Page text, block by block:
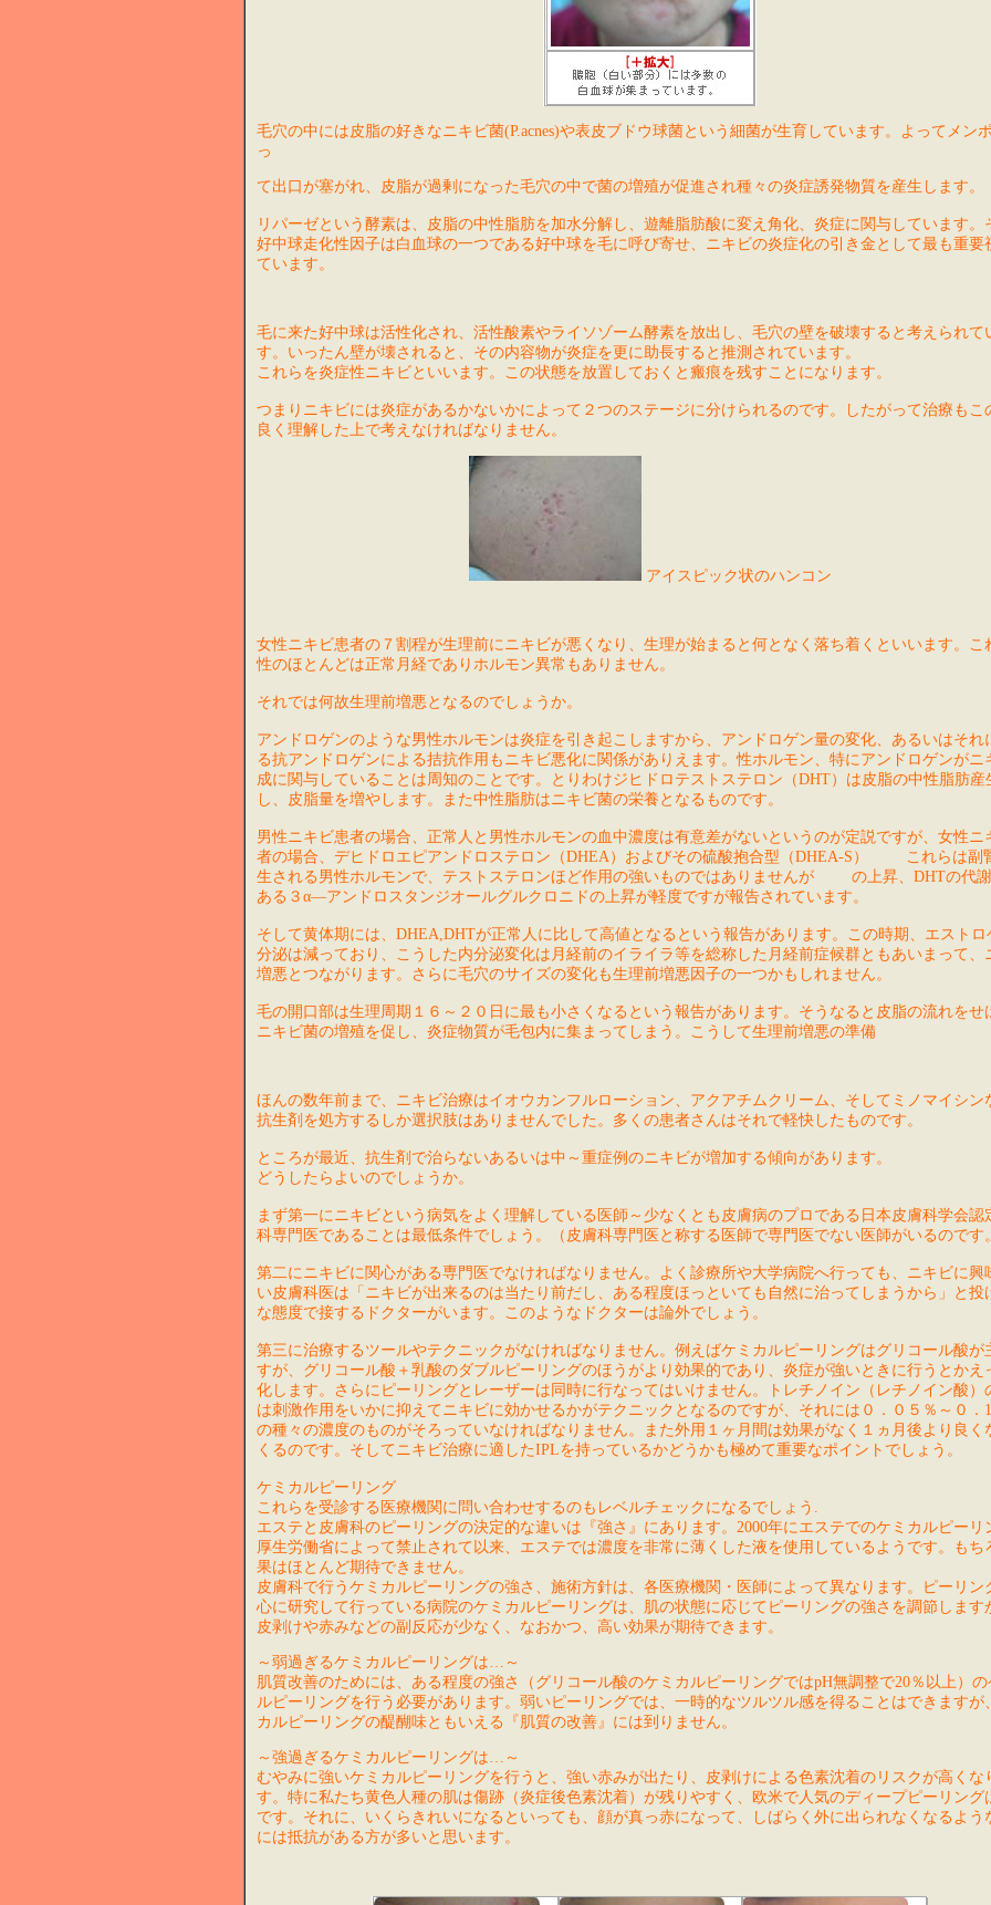
毛穴の中には皮脂の好きなニキビ菌(P.acnes)や表皮ブドウ球菌という細菌が生育しています。よってメン
っ
て出口が塞がれ、皮脂が過剰になった毛穴の中で菌の増殖が促進され種々の炎症誘発物質を産生します。
リパーゼという酵素は、皮脂の中性脂肪を加水分解し、遊離脂肪酸に変え角化、炎症に関与しています。
好中球走化性因子は白血球の一つである好中球を毛に呼び寄せ、ニキビの炎症化の引き金として最も重要
ています。
毛に来た好中球は活性化され、活性酸素やライソゾーム酵素を放出し、毛穴の壁を破壊すると考えられて
す。いったん壁が壊されると、その内容物が炎症を更に助長すると推測されています。
これらを炎症性ニキビといいます。この状態を放置しておくと瘢痕を残すことになります。
つまりニキビには炎症があるかないかによって２つのステージに分けられるのです。したがって治療もこ
良く理解した上で考えなければなりません。
アイスピック状のハンコン
女性ニキビ患者の７割程が生理前にニキビが悪くなり、生理が始まると何となく落ち着くといいます。こ
性のほとんどは正常月経でありホルモン異常もありません。
それでは何故生理前増悪となるのでしょうか。
アンドロゲンのような男性ホルモンは炎症を引き起こしますから、アンドロゲン量の変化、あるいはそれ
る抗アンドロゲンによる拮抗作用もニキビ悪化に関係がありえます。性ホルモン、特にアンドロゲンがニ
成に関与していることは周知のことです。とりわけジヒドロテストステロン（DHT）は皮脂の中性脂肪産
し、皮脂量を増やします。また中性脂肪はニキビ菌の栄養となるものです。
男性ニキビ患者の場合、正常人と男性ホルモンの血中濃度は有意差がないというのが定説ですが、女性ニ
者の場合、デヒドロエピアンドロステロン（DHEA）およびその硫酸抱合型（DHEA-S）
これらは副
生される男性ホルモンで、テストステロンほど作用の強いものではありませんが
の上昇、DHTの代
ある３α―アンドロスタンジオールグルクロニドの上昇が軽度ですが報告されています。
そして黄体期には、DHEA,DHTが正常人に比して高値となるという報告があります。この時期、エストロ
分泌は減っており、こうした内分泌変化は月経前のイライラ等を総称した月経前症候群ともあいまって、
増悪とつながります。さらに毛穴のサイズの変化も生理前増悪因子の一つかもしれません。
毛の開口部は生理周期１６～２０日に最も小さくなるという報告があります。そうなると皮脂の流れをせ
ニキビ菌の増殖を促し、炎症物質が毛包内に集まってしまう。こうして生理前増悪の準備
ほんの数年前まで、ニキビ治療はイオウカンフルローション、アクアチムクリーム、そしてミノマイシン
抗生剤を処方するしか選択肢はありませんでした。多くの患者さんはそれで軽快したものです。
ところが最近、抗生剤で治らないあるいは中～重症例のニキビが増加する傾向があります。
どうしたらよいのでしょうか。
まず第一にニキビという病気をよく理解している医師～少なくとも皮膚病のプロである日本皮膚科学会認
科専門医であることは最低条件でしょう。（皮膚科専門医と称する医師で専門医でない医師がいるのです
第二にニキビに関心がある専門医でなければなりません。よく診療所や大学病院へ行っても、ニキビに興
い皮膚科医は「ニキビが出来るのは当たり前だし、ある程度ほっといても自然に治ってしまうから」と投
な態度で接するドクターがいます。このようなドクターは論外でしょう。
第三に治療するツールやテクニックがなければなりません。例えばケミカルピーリングはグリコール酸が
すが、グリコール酸＋乳酸のダブルピーリングのほうがより効果的であり、炎症が強いときに行うとかえ
化します。さらにピーリングとレーザーは同時に行なってはいけません。トレチノイン（レチノイン酸）
は刺激作用をいかに抑えてニキビに効かせるかがテクニックとなるのですが、それには０．０５％～０．
の種々の濃度のものがそろっていなければなりません。また外用１ヶ月間は効果がなく１ヵ月後より良く
くるのです。そしてニキビ治療に適したIPLを持っているかどうかも極めて重要なポイントでしょう。
ケミカルピーリング
これらを受診する医療機関に問い合わせするのもレベルチェックになるでしょう.
エステと皮膚科のピーリングの決定的な違いは『強さ』にあります。2000年にエステでのケミカルピーリ
厚生労働省によって禁止されて以来、エステでは濃度を非常に薄くした液を使用しているようです。もち
果はほとんど期待できません。
皮膚科で行うケミカルピーリングの強さ、施術方針は、各医療機関・医師によって異なります。ピーリン
心に研究して行っている病院のケミカルピーリングは、肌の状態に応じてピーリングの強さを調節します
皮剥けや赤みなどの副反応が少なく、なおかつ、高い効果が期待できます。
～弱過ぎるケミカルピーリングは…～
肌質改善のためには、ある程度の強さ（グリコール酸のケミカルピーリングではpH無調整で20％以上）の
ルピーリングを行う必要があります。弱いピーリングでは、一時的なツルツル感を得ることはできますが
カルピーリングの醍醐味ともいえる『肌質の改善』には到りません。
～強過ぎるケミカルピーリングは…～
むやみに強いケミカルピーリングを行うと、強い赤みが出たり、皮剥けによる色素沈着のリスクが高くな
す。特に私たち黄色人種の肌は傷跡（炎症後色素沈着）が残りやすく、欧米で人気のディープピーリング
です。それに、いくらきれいになるといっても、顔が真っ赤になって、しばらく外に出られなくなるよう
には抵抗がある方が多いと思います。